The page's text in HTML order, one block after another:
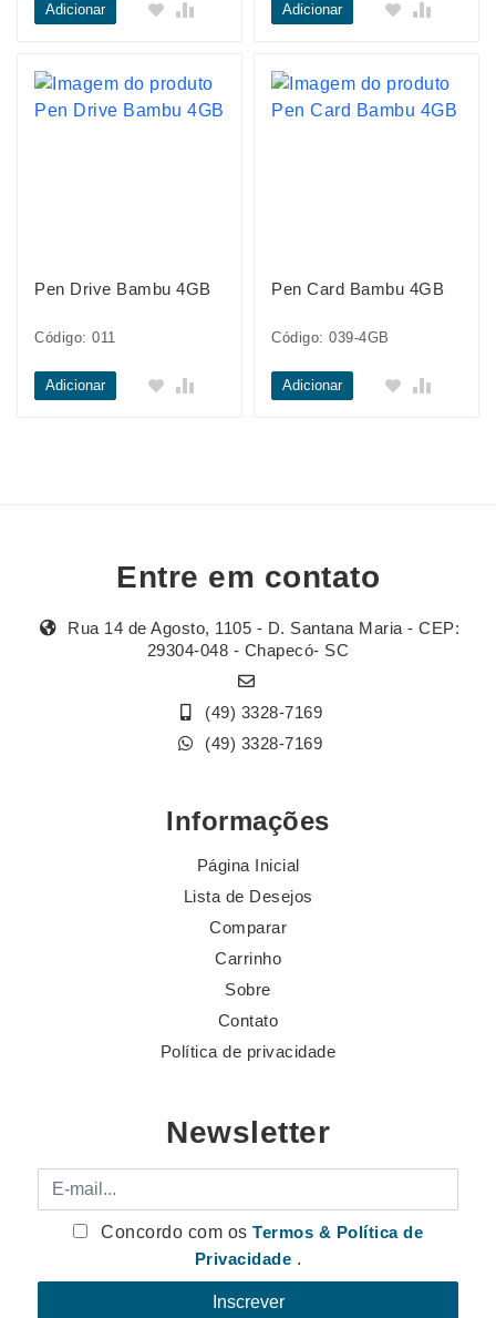
Adicionar Adicionar
Pen Drive Bambu 4GB
Código: 011
Adicionar
Pen Card Bambu 4GB
Código: 039-4GB
Adicionar
Entre em contato
Rua 14 de Agosto, 1105 - D. Santana Maria - CEP:
29304-048 - Chapecó- SC
(49) 3328-7169
(49) 3328-7169
Informações
Página Inicial
Lista de Desejos
Comparar
Carrinho
Sobre
Contato
Política de privacidade
Newsletter
E-mail
Concordo com osTermos & Política de
Privacidade .